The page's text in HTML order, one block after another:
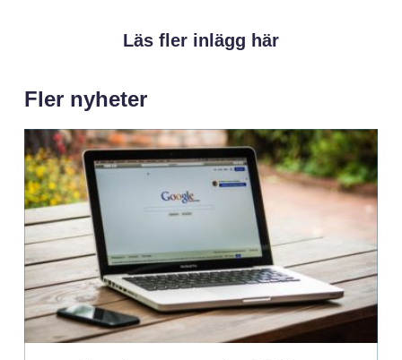
Läs fler inlägg här
Fler nyheter